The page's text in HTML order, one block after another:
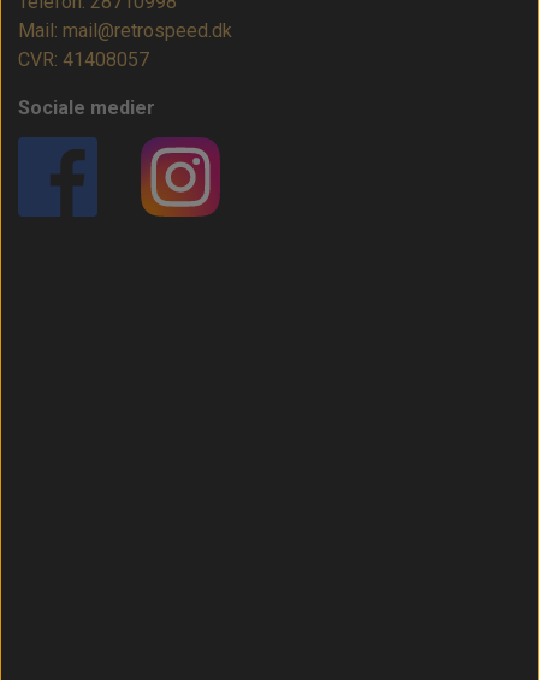
Mail: mail@retrospeed.dk
CVR: 41408057
Sociale medier